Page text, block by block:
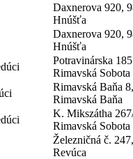
Daxnerova 920,
Hnúšťa
Daxnerova 920,
Hnúšťa
Potravinárska
Rimavská Sobota
Rimavská Baňa
Rimavská Baňa
K. Mikszátha
Rimavská Sobota
Železničná č.
Revúca